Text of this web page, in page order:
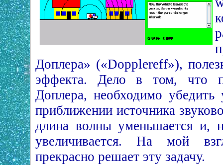
Доплера» («Dopplereff»),
эффекта. Дело в том, что
Доплера, необходимо
приближении источника
длина волны уменьшается и,
увеличивается. На мой
прекрасно решает эту задачу.